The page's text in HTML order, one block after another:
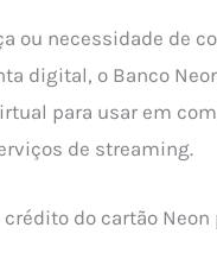
ou necessidade de
digital, o Banco
para usar em
de streaming.
do cartão Neon